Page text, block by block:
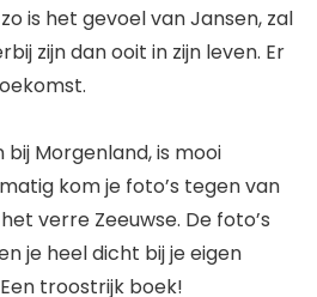
is het gevoel van Jansen, zal
zijn dan ooit in zijn leven. Er
Morgenland, is mooi
kom je foto’s tegen van
verre Zeeuwse. De foto’s
je heel dicht bij je eigen
troostrijk boek!